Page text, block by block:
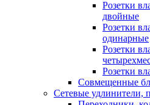
Розетки
двойные
Розетки
одинарные
Розетки
Розетки
Совмещенные
Сетевые удлинители,